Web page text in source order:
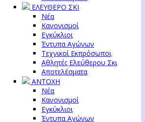
ΕΛΕΥΘΕΡΟ ΣΚΙ
Νέα
Κανονισμοί
Εγκύκλιοι
Έντυπα Αγώνων
Τεχνικοί Εκπρόσωποι
Αθλητές Ελεύθερου Σκι
Αποτελέσματα
ΑΝΤΟΧΗ
Νέα
Κανονισμοί
Εγκύκλιοι
Έντυπα Αγώνων